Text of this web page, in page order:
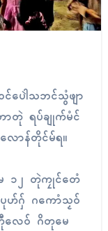
ပေါဲသဘၚ်သွံဖျာ
တုဲ ရပ်ချုက်မံၚ်
ောန်တိုၚ်မ်ရ။
ေ ၁၂ တုဲကၠုၚ်တေံ
ဟ်ဂှ် ဂကောံသၟဝ်
လေဝ် ဂိတုမေ